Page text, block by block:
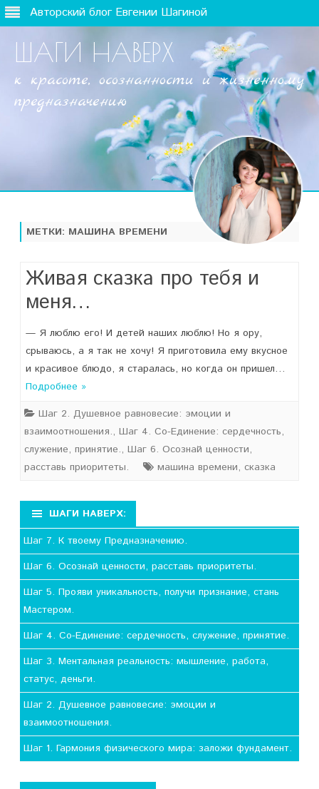
Авторский блог Евгении Шагиной
ШАГИ НАВЕРХ
к красоте, осознанности и жизненному
предназначению
МЕТКИ: МАШИНА ВРЕМЕНИ
Живая сказка про тебя и
меня…
— Я люблю его! И детей наших люблю! Но я ору,
срываюсь, а я так не хочу! Я приготовила ему вкусное
и красивое блюдо, я старалась, но когда он пришел…
Подробнее »
Шаг 2. Душевное равновесие: эмоции и
взаимоотношения., Шаг 4. Со-Единение: сердечность,
служение, принятие., Шаг 6. Осознай ценности,
расставь приоритеты.
машина времени, сказка
ШАГИ НАВЕРХ:
Шаг 7. К твоему Предназначению.
Шаг 6. Осознай ценности, расставь приоритеты.
Шаг 5. Прояви уникальность, получи признание, стань
Мастером.
Шаг 4. Со-Единение: сердечность, служение, принятие.
Шаг 3. Ментальная реальность: мышление, работа,
статус, деньги.
Шаг 2. Душевное равновесие: эмоции и
взаимоотношения.
Шаг 1. Гармония физического мира: заложи фундамент.